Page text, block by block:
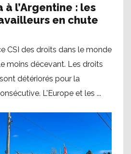
à l’Argentine : les
en chute
CSI des droits dans le monde
moins décevant. Les droits
détériorés pour la
L'Europe et les ...